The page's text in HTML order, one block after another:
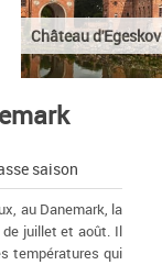
Château d'Egeskov
saison
au Danemark, la
juillet et août. Il
températures qui